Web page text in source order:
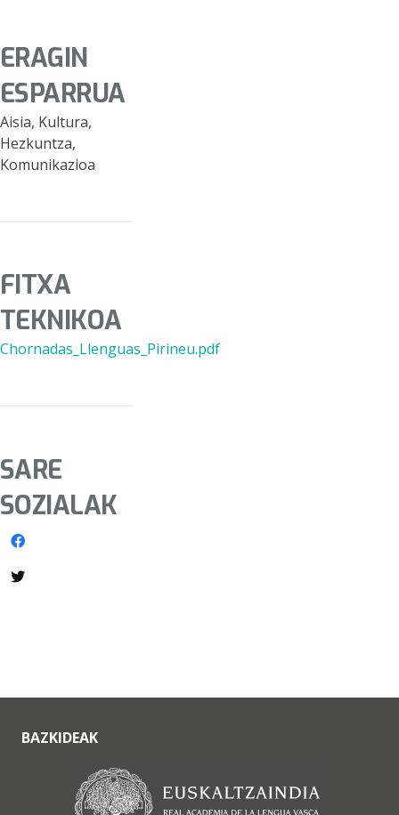
ERAGIN
ESPARRUA
Aisia, Kultura,
Hezkuntza,
Komunikazioa
FITXA
TEKNIKOA
Chornadas_Llenguas_Pirineu.pdf
SARE
SOZIALAK
BAZKIDEAK